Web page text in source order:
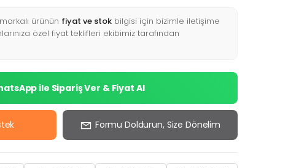
markalı ürünün fiyat ve stok bilgisi için bizimle iletişime
özel fiyat teklifleri ekibimiz tarafından
ile Sipariş Ver & Fiyat Al
Formu Doldurun, Size Dönelim